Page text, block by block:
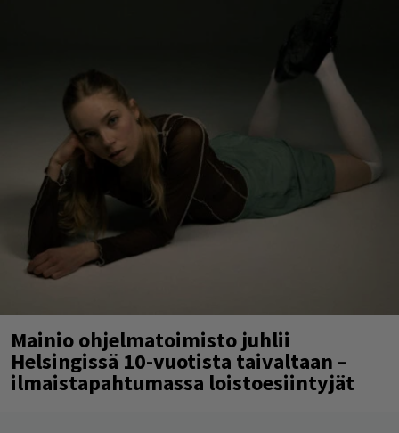
Mainio ohjelmatoimisto juhlii
Helsingissä 10-vuotista taivaltaan –
ilmaistapahtumassa loistoesiintyjät